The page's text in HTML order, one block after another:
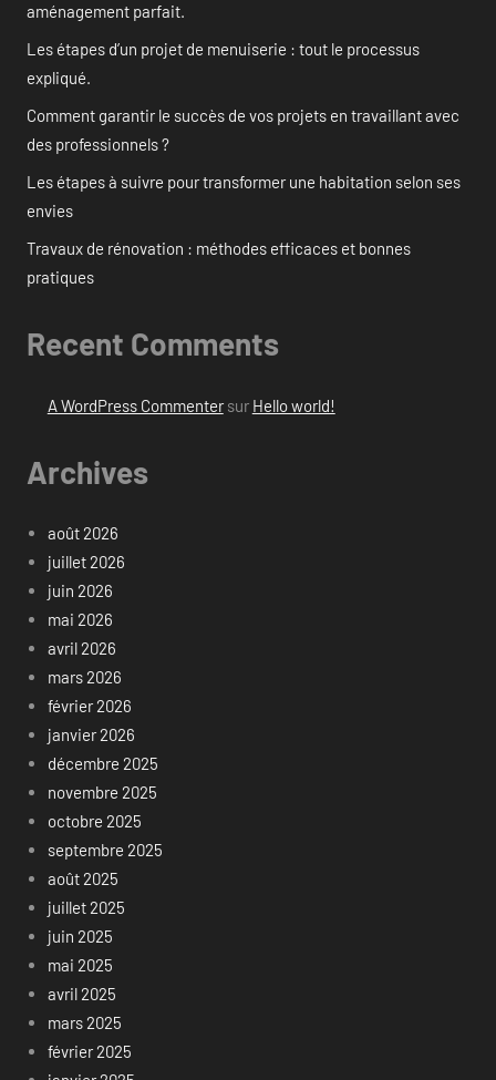
aménagement parfait.
Les étapes d’un projet de menuiserie : tout le processus
expliqué.
Comment garantir le succès de vos projets en travaillant avec
des professionnels ?
Les étapes à suivre pour transformer une habitation selon ses
envies
Travaux de rénovation : méthodes efficaces et bonnes
pratiques
Recent Comments
A WordPress Commentersur Hello world!
Archives
août 2026
juillet 2026
juin 2026
mai 2026
avril 2026
mars 2026
février 2026
janvier 2026
décembre 2025
novembre 2025
octobre 2025
septembre 2025
août 2025
juillet 2025
juin 2025
mai 2025
avril 2025
mars 2025
février 2025